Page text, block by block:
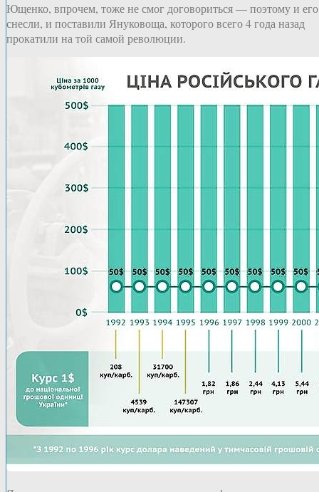
Ющенко, впрочем, тоже не смог договориться — поэтому и его
снесли, и поставили Януковоща, которого всего 4 года назад
прокатили на той самой революции.